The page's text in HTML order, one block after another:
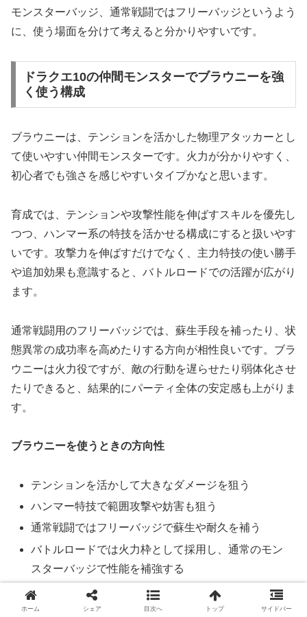
モンスターバッジ、通常戦闘ではフリーバッジというよう
に、使う場面を分けて考えると分かりやすいです。
ドラクエ10の仲間モンスターでブラウニーを強
く使う構成
ブラウニーは、テンションを活かした物理アタッカーとし
て使いやすい仲間モンスターです。火力が分かりやすく、
初心者でも強さを感じやすいタイプかなと思います。
育成では、テンションや攻撃性能を伸ばすスキルを優先し
つつ、ハンマー系の特技を活かせる構成にすると扱いやす
いです。攻撃力を伸ばすだけでなく、主力特技の使い勝手
や追加効果も意識すると、バトルロードでの活躍が広がり
ます。
通常戦闘用のフリーバッジでは、蘇生手段を補ったり、状
態異常の成功率を高めたりする方向が相性良いです。ブラ
ウニーは火力役ですが、敵の行動を遅らせたり弱体化させ
たりできると、結果的にパーティ全体の安定感も上がりま
す。
ブラウニーを使うときの方向性
テンションを活かして大きなダメージを狙う
ハンマー特技で範囲攻撃や妨害も狙う
通常戦闘ではフリーバッジで蘇生や耐久を補う
バトルロードでは火力枠として採用し、通常のモン
スターバッジで性能を補強する
ただし、強いアタッカーほど倒れたときのロスも大きいで
ホーム シェア 目次へ トップ サイドバー